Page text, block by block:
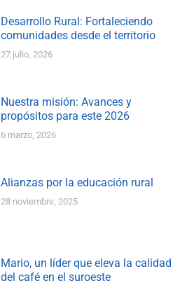
Desarrollo Rural: Fortaleciendo
comunidades desde el territorio
27 julio, 2026
Nuestra misión: Avances y
propósitos para este 2026
6 marzo, 2026
Alianzas por la educación rural
28 noviembre, 2025
Mario, un líder que eleva la calidad
del café en el suroeste